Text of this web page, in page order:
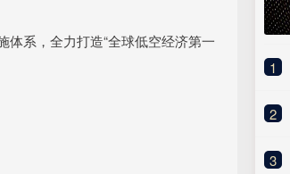
体系，全力打造“全球低空经济第一
1
2
3